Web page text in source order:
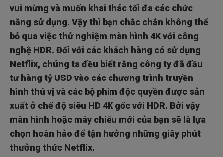
Tất cả chỉ có vậy
vui mừng và muốn khai thác tối đa các chức
năng sử dụng. Vậy thì bạn chắc chắn không thể
bỏ qua việc thử nghiệm màn hình 4K với công
nghệ HDR. Đối với các khách hàng có sử dụng
Netflix, chúng ta đều biết rằng công ty đã đầu
tư hàng tỷ USD vào các chương trình truyền
hình thú vị và các bộ phim độc quyền được sản
xuất ở chế độ siêu HD 4K gốc với HDR. Bởi vậy
màn hình hoặc máy chiếu mới của bạn sẽ là lựa
chọn hoàn hảo để tận hưởng những giây phút
thưởng thức Netflix.